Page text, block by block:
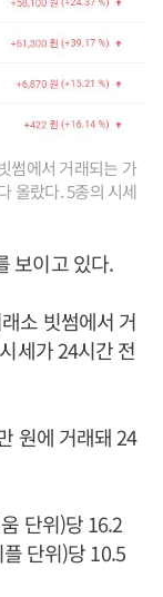
썸에서 거래되는 가
올랐다. 5종의 시세
보이고 있다.
소 빗썸에서 거
세가 24시간 전
원에 거래돼 24
단위)당 16.2
단위)당 10.5